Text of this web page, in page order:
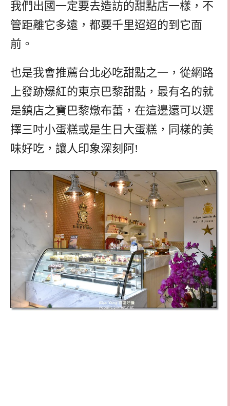
我們出國一定要去造訪的甜點店一樣，不
管距離它多遠，都要千里迢迢的到它面
前。
也是我會推薦台北必吃甜點之一，從網路
上發跡爆紅的東京巴黎甜點，最有名的就
是鎮店之寶巴黎燉布蕾，在這邊還可以選
擇三吋小蛋糕或是生日大蛋糕，同樣的美
味好吃，讓人印象深刻阿!